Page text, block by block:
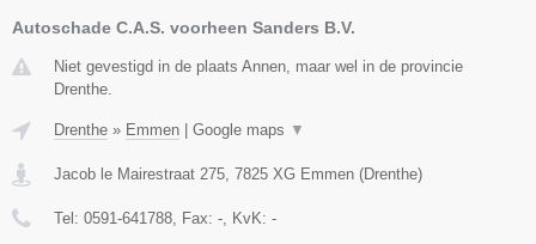
Autoschade C.A.S. voorheen Sanders B.V.
Niet gevestigd in de plaats Annen, maar wel in de provincie
Drenthe.
Drenthe » Emmen Google maps ▼
Jacob le Mairestraat 275, 7825 XG Emmen (Drenthe)
Tel: 0591-641788, Fax: -, KvK: -